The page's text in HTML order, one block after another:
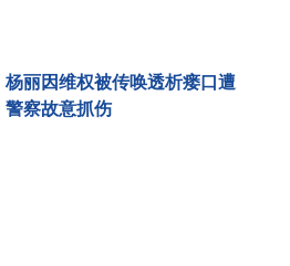
杨丽因维权被传唤透析瘘口遭
警察故意抓伤